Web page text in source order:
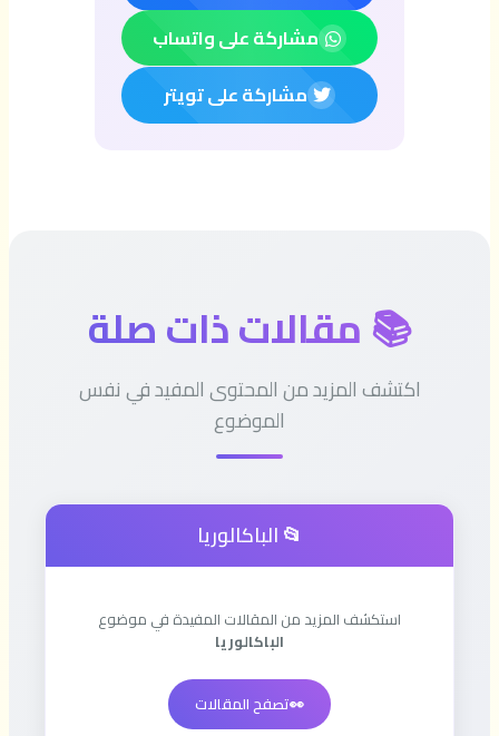
مشاركة على واتساب
مشاركة على تويتر
📚 مقالات ذات صلة
اكتشف المزيد من المحتوى المفيد في نفس
الموضوع
📂 الباكالوريا
استكشف المزيد من المقالات المفيدة في موضوع
الباكالوريا
👀تصفح المقالات